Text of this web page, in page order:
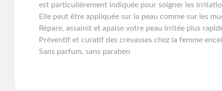
est particulièrement indiquée pour soigner les
Elle peut être appliquée sur la peau comme sur les
Répare, assainit et apaise votre peau irritée plus
Préventif et curatif des crevasses chez la femme
Sans parfum, sans paraben